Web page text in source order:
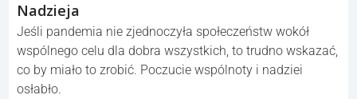
Nadzieja
Jeśli pandemia nie zjednoczyła społeczeństw wokół
wspólnego celu dla dobra wszystkich, to trudno wskazać,
co by miało to zrobić. Poczucie wspólnoty i nadziei
osłabło.